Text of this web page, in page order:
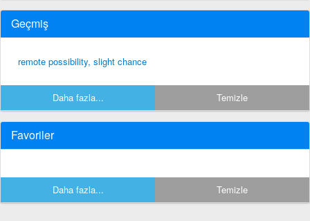
Geçmiş
remote possibility, slight chance
Daha fazla... Temizle
Favoriler
Daha fazla... Temizle